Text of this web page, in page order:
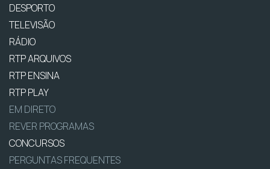
DESPORTO
TELEVISÃO
RÁDIO
RTP ARQUIVOS
RTP ENSINA
RTP PLAY
EM DIRETO
REVER PROGRAMAS
CONCURSOS
PERGUNTAS FREQUENTES